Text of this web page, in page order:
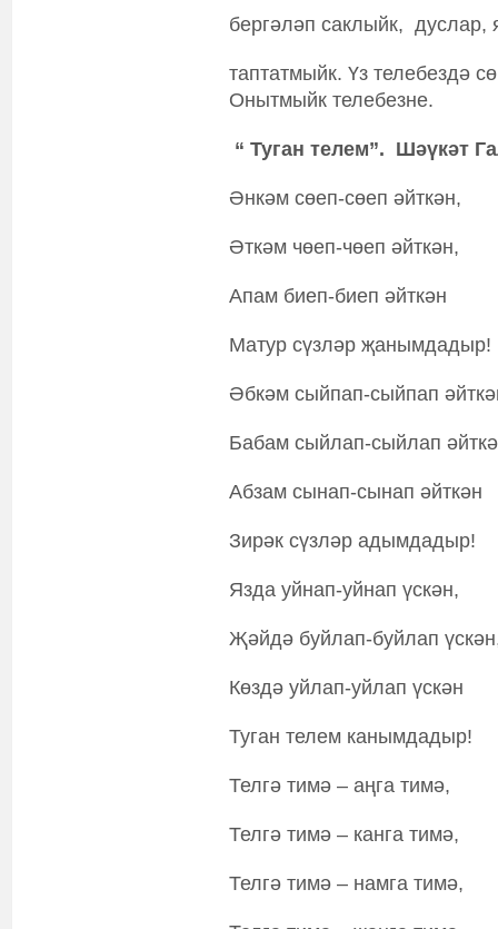
бергәләп саклыйк, дуслар,
таптатмыйк. Үз телебездә
Онытмыйк телебезне.
“ Туган телем”. Шәүкәт
Әнкәм сөеп-сөеп әйткән,
Әткәм чөеп-чөеп әйткән,
Апам биеп-биеп әйткән
Матур сүзләр җанымдадыр!
Әбкәм сыйпап-сыйпап
Бабам сыйлап-сыйлап
Абзам сынап-сынап әйткән
Зирәк сүзләр адымдадыр!
Язда уйнап-уйнап үскән,
Җәйдә буйлап-буйлап
Көздә уйлап-уйлап үскән
Туган телем канымдадыр!
Телгә тимә – аңга тимә,
Телгә тимә – канга тимә,
Телгә тимә – намга тимә,